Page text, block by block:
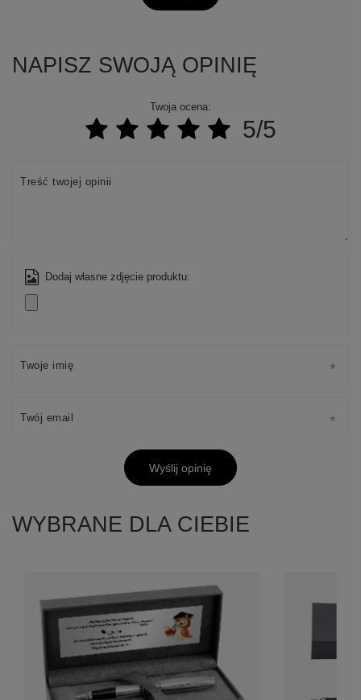
NAPISZ SWOJĄ OPINIĘ
Twoja ocena:
5/5
Treść twojej opinii
Dodaj własne zdjęcie produktu:
Twoje imię
Twój email
Wyślij opinię
WYBRANE DLA CIEBIE